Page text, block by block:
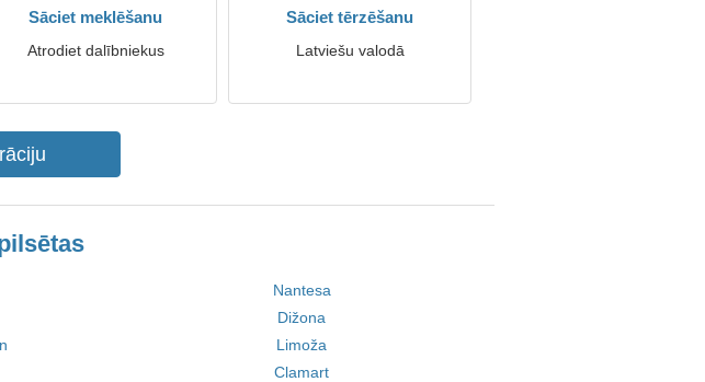
Sāciet meklēšanu
Atrodiet dalībniekus
Sāciet tērzēšanu
Latviešu valodā
Nantesa
Dižona
Limoža
Clamart